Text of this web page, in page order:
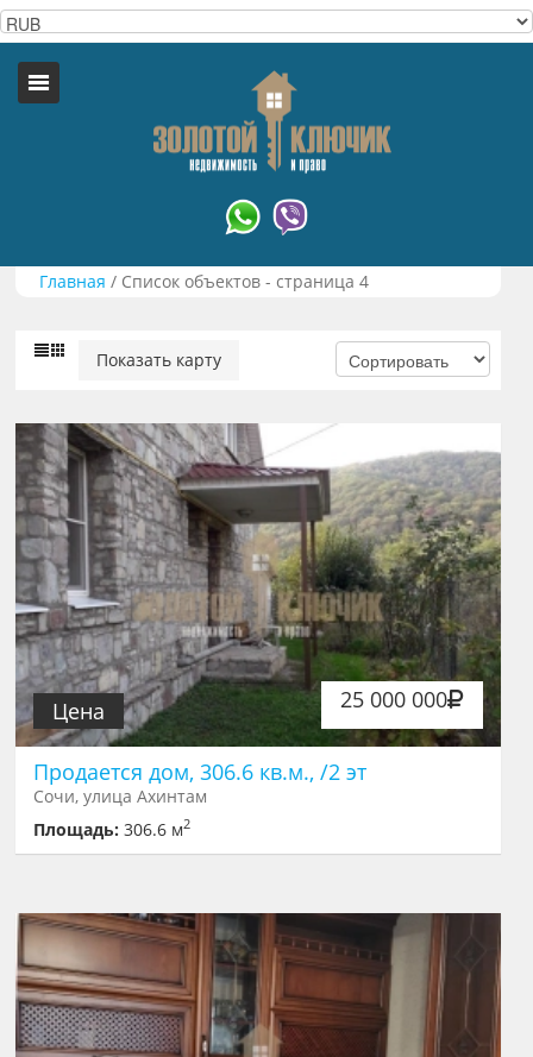
Главная / Список объектов - страница 4
Показать карту
25 000 000
Цена
Продается дом, 306.6 кв.м., /2 эт
Сочи, улица Ахинтам
Площадь:306.6 м2